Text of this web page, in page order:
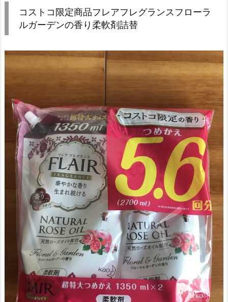
コストコ限定商品フレアフレグランスフローラ
ルガーデンの香り柔軟剤詰替